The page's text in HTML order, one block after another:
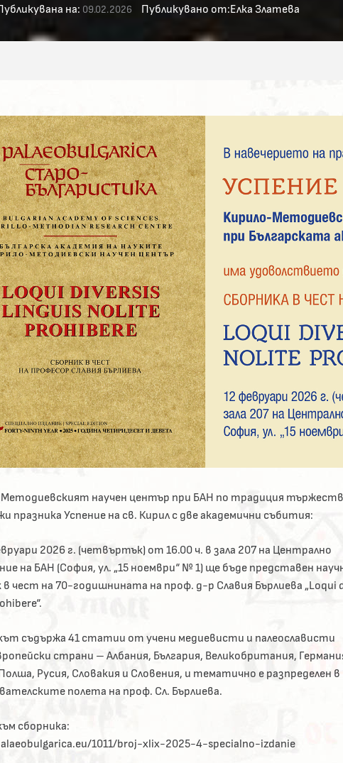
на: 09.02.2026 Публикувано от:Елка Златева
научен център при БАН по традиция
празника Успение на св. Кирил с две академични събития:
2026 г. (четвъртък) от 16.00 ч. в зала 207 на Централно
на БАН (София, ул. „15 ноември“ № 1) ще бъде представен
в чест на 70-годишнината на проф. д-р Славия Бърлиева „Loqui
съдържа 41 статии от учени медиевисти и палеослависти
страни – Албания, България, Великобритания,
Русия, Словакия и Словения, и тематично е разпределен в
полета на проф. Сл. Бърлиева.
сборника:
1011/broj-xlix-2025-4-specialno-izdanie